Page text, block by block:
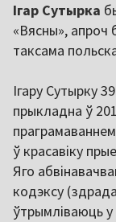
Ігар Сутырка
«Вясны», апроч
таксама
Ігару Сутырку
прыкладна ў
ў красавіку
Яго
кодэксу
ўтрымліваюць